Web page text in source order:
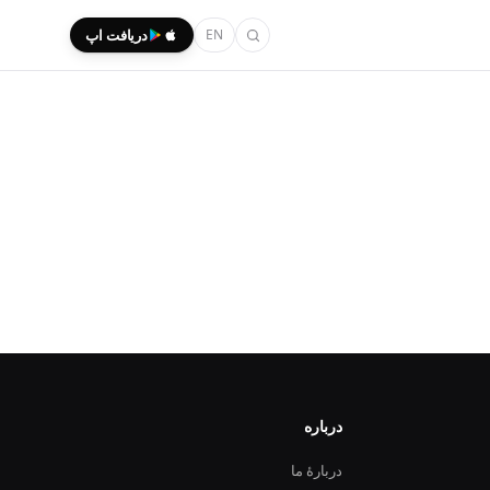
EN دریافت اپ
درباره
دربارهٔ ما